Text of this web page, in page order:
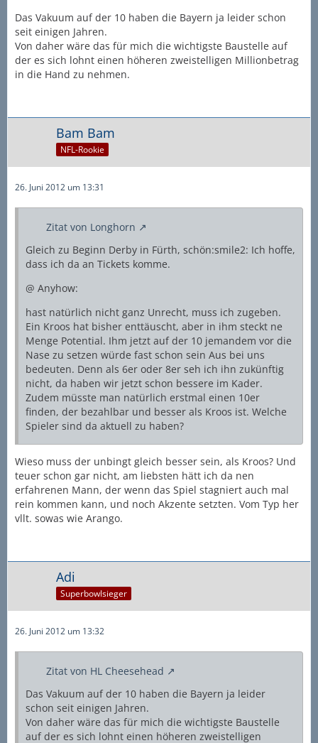
Das Vakuum auf der 10 haben die Bayern ja leider schon
seit einigen Jahren.
Von daher wäre das für mich die wichtigste Baustelle auf
der es sich lohnt einen höheren zweistelligen Millionbetrag
in die Hand zu nehmen.
Bam Bam
NFL-Rookie
26. Juni 2012 um 13:31
Zitat von Longhorn
Gleich zu Beginn Derby in Fürth, schön:smile2: Ich hoffe,
dass ich da an Tickets komme.
@ Anyhow:
hast natürlich nicht ganz Unrecht, muss ich zugeben.
Ein Kroos hat bisher enttäuscht, aber in ihm steckt ne
Menge Potential. Ihm jetzt auf der 10 jemandem vor die
Nase zu setzen würde fast schon sein Aus bei uns
bedeuten. Denn als 6er oder 8er seh ich ihn zukünftig
nicht, da haben wir jetzt schon bessere im Kader.
Zudem müsste man natürlich erstmal einen 10er
finden, der bezahlbar und besser als Kroos ist. Welche
Spieler sind da aktuell zu haben?
Wieso muss der unbingt gleich besser sein, als Kroos? Und
teuer schon gar nicht, am liebsten hätt ich da nen
erfahrenen Mann, der wenn das Spiel stagniert auch mal
rein kommen kann, und noch Akzente setzten. Vom Typ her
vllt. sowas wie Arango.
Adi
Superbowlsieger
26. Juni 2012 um 13:32
Zitat von HL Cheesehead
Das Vakuum auf der 10 haben die Bayern ja leider
schon seit einigen Jahren.
Von daher wäre das für mich die wichtigste Baustelle
auf der es sich lohnt einen höheren zweistelligen